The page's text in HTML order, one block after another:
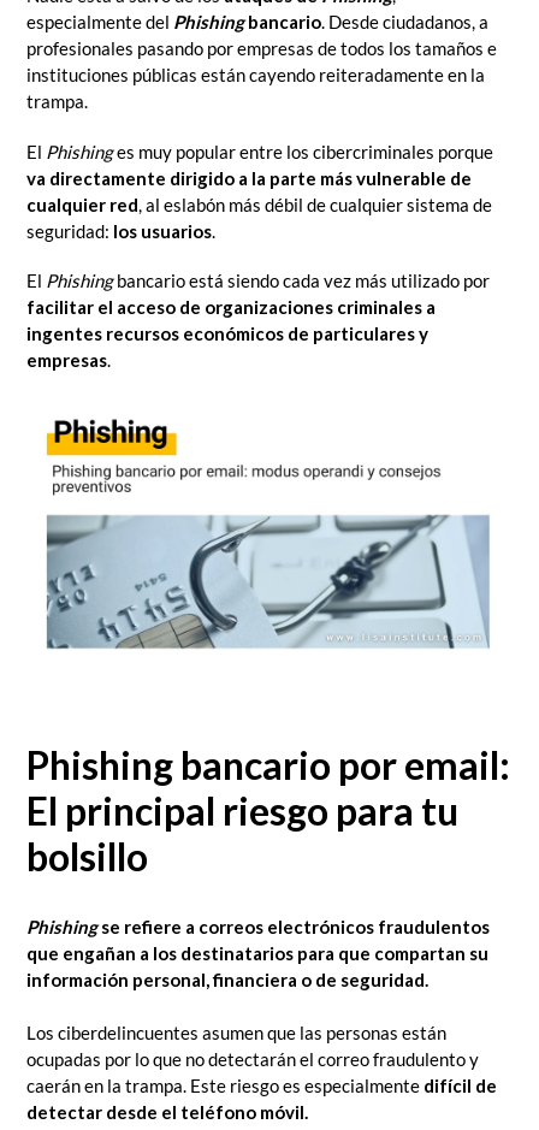
especialmente del Phishingbancario. Desde ciudadanos, a
profesionales pasando porempresas de todos los tamaños e
instituciones públicas están cayendo reiteradamente en la
trampa.
El Phishinges muy popular entre los cibercriminales porque
va directamente dirigido a la parte más vulnerable de
cualquier red, al eslabón más débil de cualquier sistema de
seguridad: los usuarios.
El Phishingbancario está siendo cada vez más utilizado por
facilitar el acceso de organizaciones criminales a
ingentes recursos económicos de particulares y
empresas.
Phishing bancario por email:
El principal riesgo para tu
bolsillo
Phishingse refiere a correos electrónicos fraudulentos
que engañan a los destinatarios para que compartan su
información personal, financiera o de seguridad.
Los ciberdelincuentes asumen que las personas están
ocupadas por lo que no detectarán el correo fraudulento y
caerán en la trampa. Este riesgo es especialmente difícil de
detectar desde el teléfono móvil.